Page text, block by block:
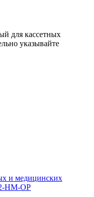
для кассетных
указывайте
и медицинских
НM-OP